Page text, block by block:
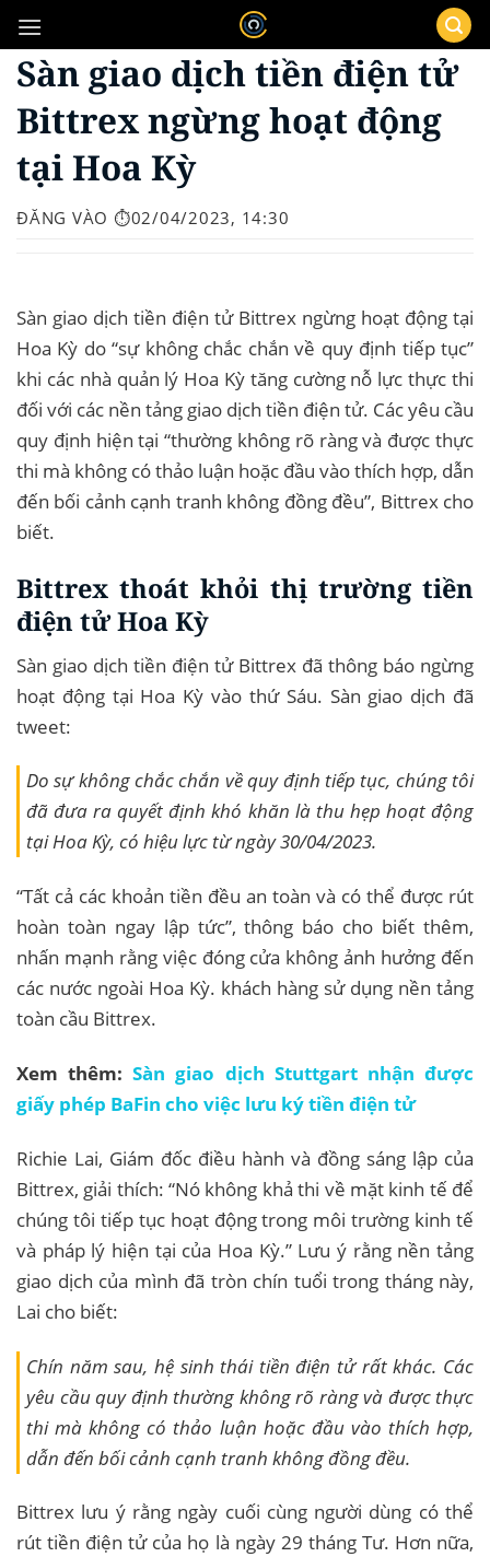
qua
nội
dung
Sàn giao dịch tiền điện tử
Bittrex ngừng hoạt động
tại Hoa Kỳ
ĐĂNG VÀO ⏱️02/04/2023, 14:30
Sàn giao dịch tiền điện tử Bittrex ngừng hoạt động tại
Hoa Kỳ do “sự không chắc chắn về quy định tiếp tục”
khi các nhà quản lý Hoa Kỳ tăng cường nỗ lực thực thi
đối với các nền tảng giao dịch tiền điện tử. Các yêu cầu
quy định hiện tại “thường không rõ ràng và được thực
thi mà không có thảo luận hoặc đầu vào thích hợp, dẫn
đến bối cảnh cạnh tranh không đồng đều”, Bittrex cho
biết.
Bittrex thoát khỏi thị trường tiền
điện tử Hoa Kỳ
Sàn giao dịch tiền điện tử Bittrex đã thông báo ngừng
hoạt động tại Hoa Kỳ vào thứ Sáu. Sàn giao dịch đã
tweet:
Do sự không chắc chắn về quy định tiếp tục, chúng tôi
đã đưa ra quyết định khó khăn là thu hẹp hoạt động
tại Hoa Kỳ, có hiệu lực từ ngày 30/04/2023.
“Tất cả các khoản tiền đều an toàn và có thể được rút
hoàn toàn ngay lập tức”, thông báo cho biết thêm,
nhấn mạnh rằng việc đóng cửa không ảnh hưởng đến
các nước ngoài Hoa Kỳ. khách hàng sử dụng nền tảng
toàn cầu Bittrex.
Xem thêm:Sàn giao dịch Stuttgart nhận được
giấy phép BaFin cho việc lưu ký tiền điện tử
Richie Lai, Giám đốc điều hành và đồng sáng lập của
Bittrex, giải thích: “Nó không khả thi về mặt kinh tế để
chúng tôi tiếp tục hoạt động trong môi trường kinh tế
và pháp lý hiện tại của Hoa Kỳ.” Lưu ý rằng nền tảng
giao dịch của mình đã tròn chín tuổi trong tháng này,
Lai cho biết:
Chín năm sau, hệ sinh thái tiền điện tử rất khác. Các
yêu cầu quy định thường không rõ ràng và được thực
thi mà không có thảo luận hoặc đầu vào thích hợp,
dẫn đến bối cảnh cạnh tranh không đồng đều.
Bittrex lưu ý rằng ngày cuối cùng người dùng có thể
rút tiền điện tử của họ là ngày 29 tháng Tư. Hơn nữa,